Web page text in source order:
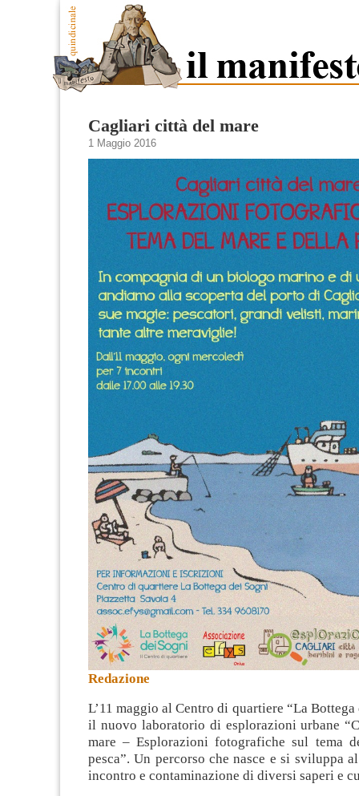
Cagliari città del mare
1 Maggio 2016
Redazione
L’11 maggio al Centro di quartiere “La
il nuovo laboratorio di esplorazioni urbane
mare – Esplorazioni fotografiche sul tema
pesca”. Un percorso che nasce e si sviluppa
incontro e contaminazione di diversi saperi e